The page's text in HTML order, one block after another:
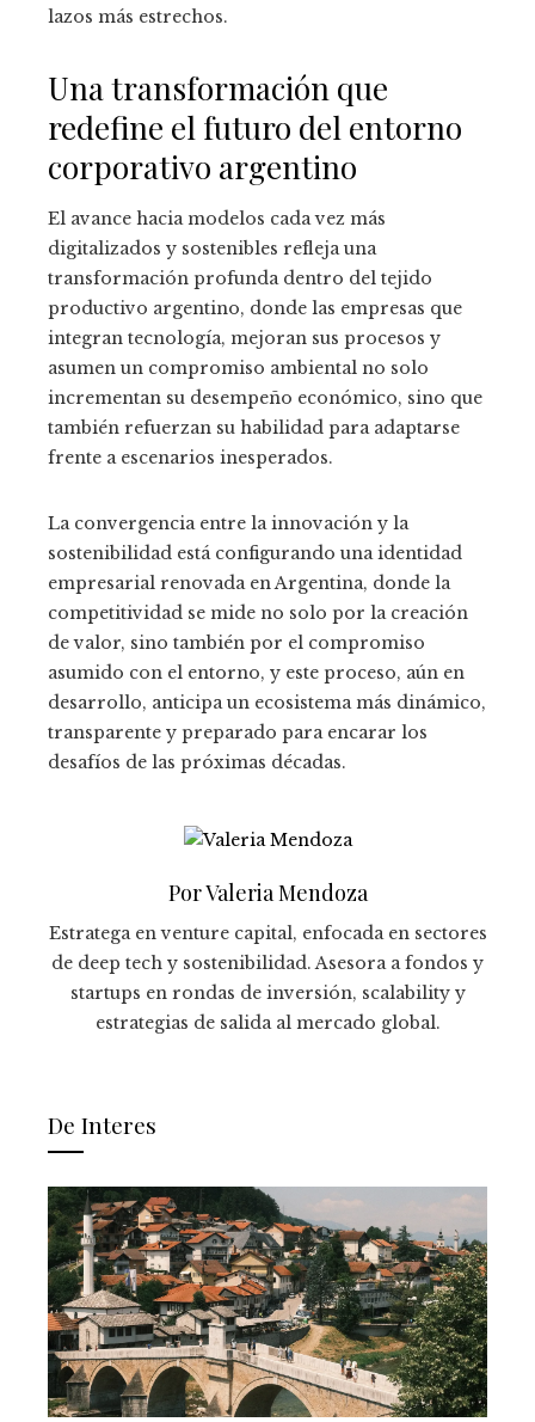
lazos más estrechos.
Una transformación que
redefine el futuro del entorno
corporativo argentino
El avance hacia modelos cada vez más
digitalizados y sostenibles refleja una
transformación profunda dentro del tejido
productivo argentino, donde las empresas que
integran tecnología, mejoran sus procesos y
asumen un compromiso ambiental no solo
incrementan su desempeño económico, sino que
también refuerzan su habilidad para adaptarse
frente a escenarios inesperados.
La convergencia entre la innovación y la
sostenibilidad está configurando una identidad
empresarial renovada en Argentina, donde la
competitividad se mide no solo por la creación
de valor, sino también por el compromiso
asumido con el entorno, y este proceso, aún en
desarrollo, anticipa un ecosistema más dinámico,
transparente y preparado para encarar los
desafíos de las próximas décadas.
Por Valeria Mendoza
Estratega en venture capital, enfocada en sectores
de deep tech y sostenibilidad. Asesora a fondos y
startups en rondas de inversión, scalability y
estrategias de salida al mercado global.
De Interes